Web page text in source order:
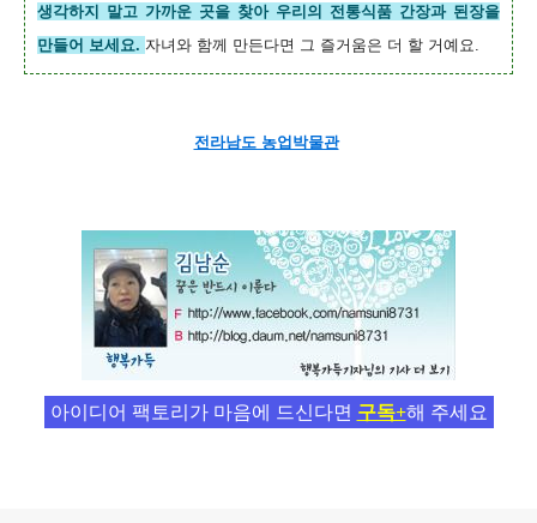
생각하지 말고 가까운 곳을 찾아 우리의 전통식품 간장과 된장을
만들어 보세요. 자녀와 함께 만든다면 그 즐거움은 더 할 거예요.
전라남도 농업박물관
아이디어 팩토리가 마음에 드신다면 구독+해 주세요